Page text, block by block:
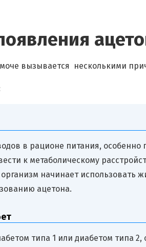
вызывается несколькими
в рационе питания,
к метаболическому
организм начинает использовать
ацетона.
типа 1 или диабетом типа